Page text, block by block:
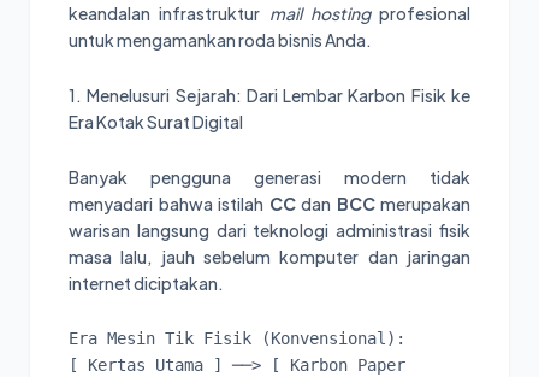
keandalan infrastruktur mail hostingprofesional
untuk mengamankan roda bisnis Anda.
1. Menelusuri Sejarah: Dari Lembar Karbon Fisik ke
Era Kotak Surat Digital
Banyak pengguna generasi modern tidak
menyadari bahwa istilah CCdan BCCmerupakan
warisan langsung dari teknologi administrasi fisik
masa lalu, jauh sebelum komputer dan jaringan
internet diciptakan.
Era Mesin Tik Fisik (Konvensional):
[ Kertas Utama ] ──> [ Karbon Paper